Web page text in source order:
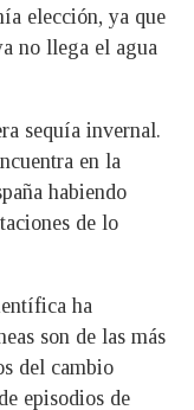
elección, ya que
no llega el agua
sequía invernal.
en la
habiendo
de lo
ha
son de las más
del cambio
episodios de